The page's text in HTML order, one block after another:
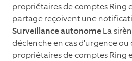
propriétaires de comptes Ring
partage reçoivent une
Surveillance autonomeLa
déclenche en cas d'urgence ou
propriétaires de comptes Ring